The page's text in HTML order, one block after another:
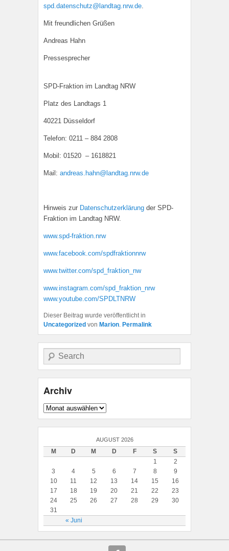
spd.datenschutz@landtag.nrw.de.
Mit freundlichen Grüßen
Andreas Hahn
Pressesprecher
SPD-Fraktion im Landtag NRW
Platz des Landtags 1
40221 Düsseldorf
Telefon: 0211 – 884 2808
Mobil: 01520 – 1618821
Mail: andreas.hahn@landtag.nrw.de
Hinweis zur Datenschutzerklärung der SPD-
Fraktion im Landtag NRW.
www.spd-fraktion.nrw
www.facebook.com/spdfraktionnrw
www.twitter.com/spd_fraktion_nw
www.instagram.com/spd_fraktion_nrw
www.youtube.com/SPDLTNRW
Dieser Beitrag wurde veröffentlicht in
Uncategorized von Marion. Permalink
Suche
Archiv
Archiv
AUGUST 2026
M D M D F S S
« Juni
1
2
3
4 5 6 7 8
9
10
11 12 13 14 15
16
17
18 19 20 21 22
23
24
25 26 27 28 29
30
31